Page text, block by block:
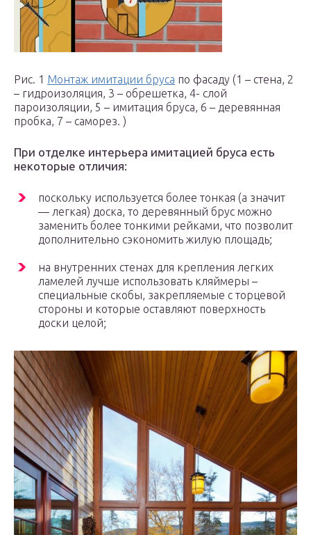
Рис. 1 Монтаж имитации бруса по фасаду (1 – стена, 2
– гидроизоляция, 3 – обрешетка, 4- слой
пароизоляции, 5 – имитация бруса, 6 – деревянная
пробка, 7 – саморез. )
При отделке интерьера имитацией бруса есть
некоторые отличия:
поскольку используется более тонкая (а значит
— легкая) доска, то деревянный брус можно
заменить более тонкими рейками, что позволит
дополнительно сэкономить жилую площадь;
на внутренних стенах для крепления легких
ламелей лучше использовать кляймеры –
специальные скобы, закрепляемые с торцевой
стороны и которые оставляют поверхность
доски целой;